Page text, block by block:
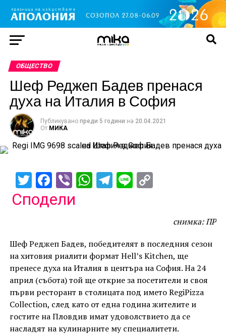
ОБЩЕСТВО
Шеф Реджеп Бадев пренася
духа на Италия в София
Публикувано преди 5 години на 20.04.2021
От МИКА
TwitterFacebook
ViberWhatsApp
Telegram
Line
Сподели
снимка: ПР
Шеф Реджеп Бадев, победителят в последния сезон
на хитовия риалити формат Hell’s Kitchen, ще
пренесе духа на Италия в центъра на София. На 24
април (събота) той ще открие за посетители и своя
първи ресторант в столицата под името RegiPizza
Collection, след като от една година жителите и
гостите на Пловдив имат удоволствието да се
насладят на кулинарните му специалитети.